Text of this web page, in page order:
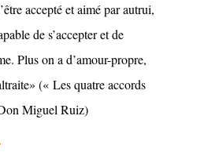
accepté et aimé par autrui,
de s’accepter et de
Plus on a d’amour-propre,
(« Les quatre accords
Miguel Ruiz)